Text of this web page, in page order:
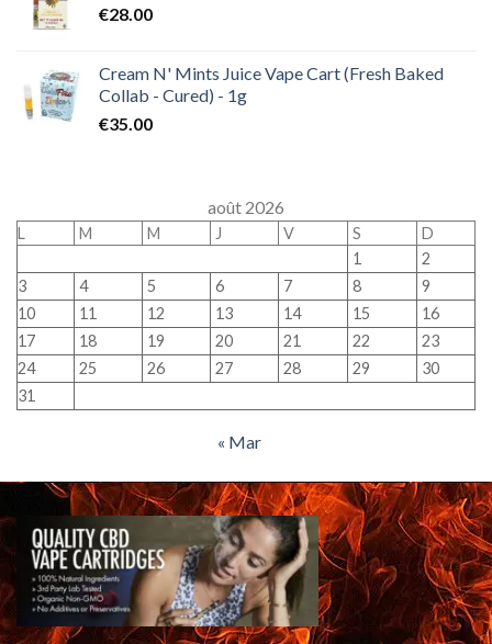
€28.00
Cream N' Mints Juice Vape Cart (Fresh Baked
Collab - Cured) - 1g
€35.00
août 2026
L M M J V S
D
1
2
3
4 5 6 7 8
9
10
11 12 13 14 15
16
17
18 19 20 21 22
23
24
25 26 27 28 29
30
31
« Mar